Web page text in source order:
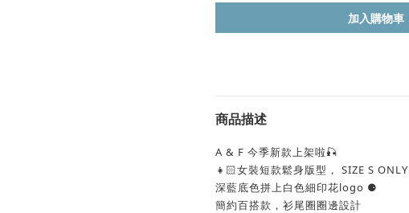
加入購物車
商品描述
A & F 今季新款上架啦🎣
👧🏻女裝短款鬆身版型， SIZE S ONLY
深藍底色拼上白色細印花logo ⚈
簡約百搭款，衫尾圈圈邊設計